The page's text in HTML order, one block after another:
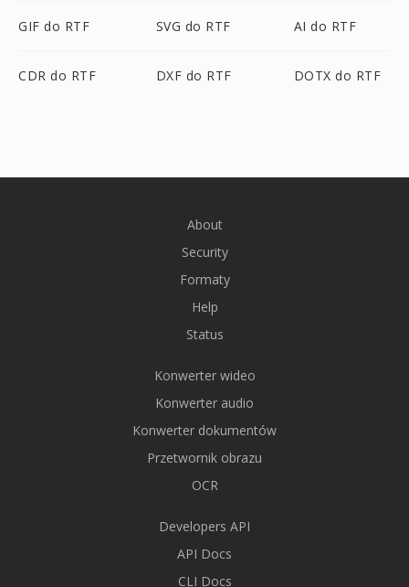
GIF do RTF SVG do RTF AI do RTF
CDR do RTF DXF do RTF DOTX do RTF
About
Security
Formaty
Help
Status
Konwerter wideo
Konwerter audio
Konwerter dokumentów
Przetwornik obrazu
OCR
Developers API
API Docs
CLI Docs